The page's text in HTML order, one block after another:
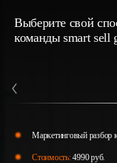
Выберите свой
команды smart sell
Маркетинговый разбор
Стоимость:4990 руб.